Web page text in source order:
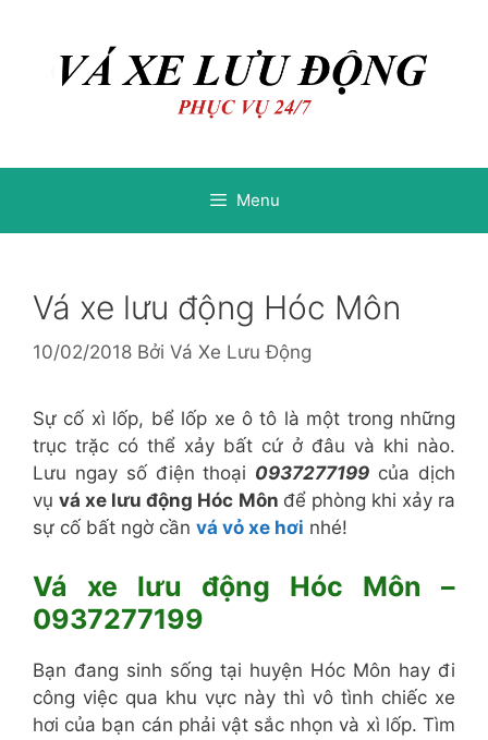
Menu
Vá xe lưu động Hóc Môn
10/02/2018 Bởi Vá Xe Lưu Động
Sự cố xì lốp, bể lốp xe ô tô là một trong những
trục trặc có thể xảy bất cứ ở đâu và khi nào.
Lưu ngay số điện thoại 0937277199 của dịch
vụvá xe lưu động Hóc Môn để phòng khi xảy ra
sự cố bất ngờ cần vá vỏ xe hơi nhé!
Vá xe lưu động Hóc Môn –
0937277199
Bạn đang sinh sống tại huyện Hóc Môn hay đi
công việc qua khu vực này thì vô tình chiếc xe
hơi của bạn cán phải vật sắc nhọn và xì lốp. Tìm